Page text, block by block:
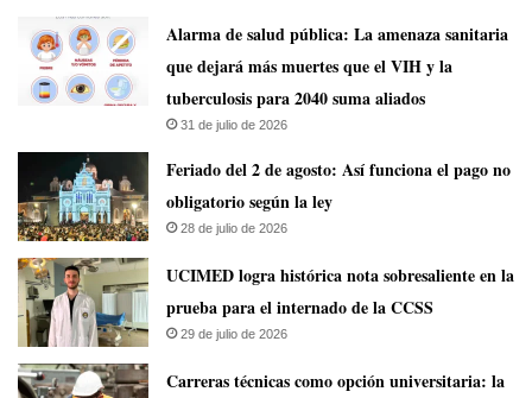
​Alarma de salud pública: La amenaza sanitaria
que dejará más muertes que el VIH y la
tuberculosis para 2040 suma aliados
31 de julio de 2026
Feriado del 2 de agosto: Así funciona el pago no
obligatorio según la ley
28 de julio de 2026
UCIMED logra histórica nota sobresaliente en la
prueba para el internado de la CCSS
29 de julio de 2026
Carreras técnicas como opción universitaria: la